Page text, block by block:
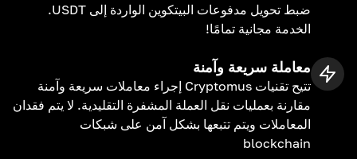
ضبط تحويل مدفوعات البيتكوين الواردة إلى USDT.
الخدمة مجانية تمامًا!
معاملة سريعة وآمنة
تتيح تقنيات Cryptomus إجراء معاملات سريعة وآمنة
مقارنة بعمليات نقل العملة المشفرة التقليدية. لا يتم فقدان
المعاملات ويتم تتبعها بشكل آمن على شبكات
blockchain